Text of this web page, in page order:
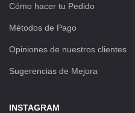
Cómo hacer tu Pedido
Métodos de Pago
Opiniones de nuestros clientes
Sugerencias de Mejora
INSTAGRAM